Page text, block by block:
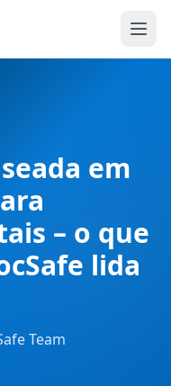
em
– o que
lida
Team